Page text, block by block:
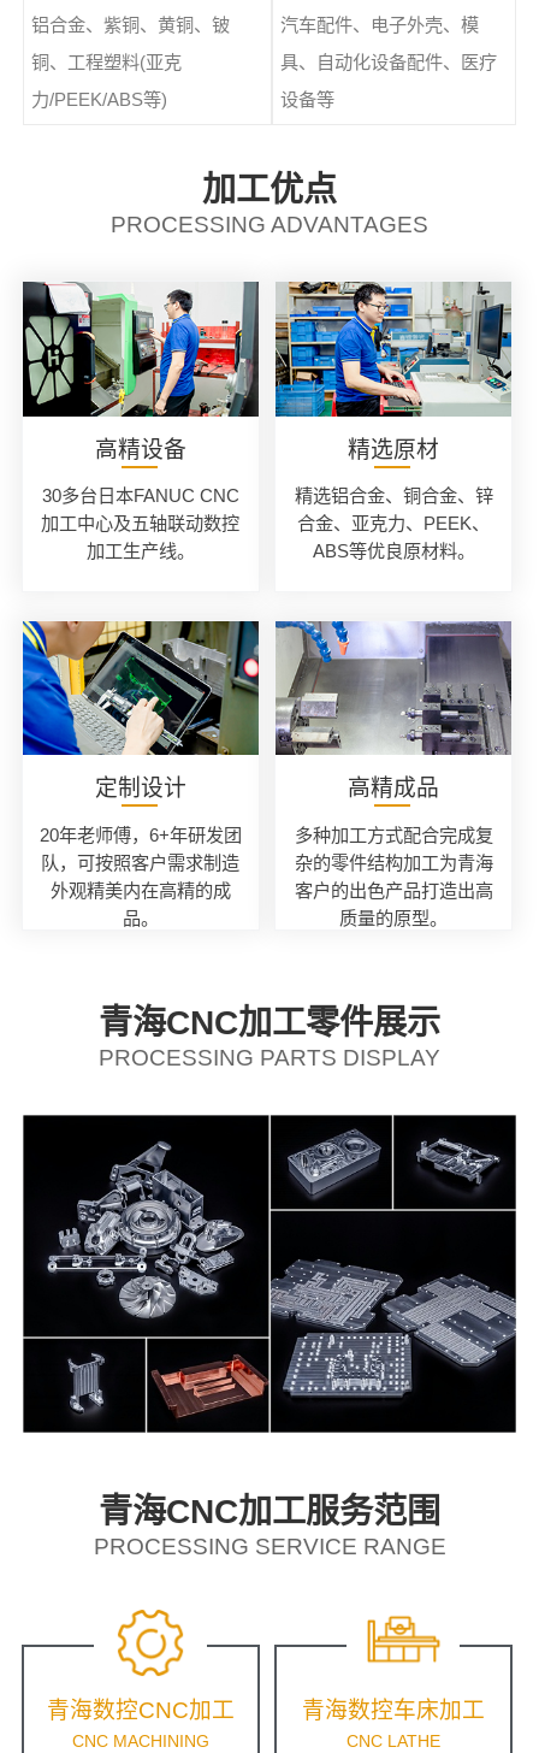
铝合金、紫铜、黄铜、铍
铜、工程塑料(亚克
力/PEEK/ABS等)
汽车配件、电子外壳、模
具、自动化设备配件、医疗
设备等
加工优点
PROCESSING ADVANTAGES
高精设备
30多台日本FANUC CNC
加工中心及五轴联动数控
加工生产线。
精选原材
精选铝合金、铜合金、锌
合金、亚克力、PEEK、
ABS等优良原材料。
定制设计
20年老师傅，6+年研发团
队，可按照客户需求制造
外观精美内在高精的成
品。
高精成品
多种加工方式配合完成复
杂的零件结构加工为青海
客户的出色产品打造出高
质量的原型。
青海CNC加工零件展示
PROCESSING PARTS DISPLAY
青海CNC加工服务范围
PROCESSING SERVICE RANGE
青海数控CNC加工
CNC MACHINING
青海数控车床加工
CNC LATHE